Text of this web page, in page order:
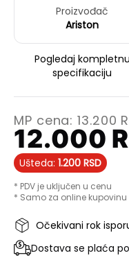
Proizvođač
Ariston
Pogledaj kompletnu
specifikaciju
MP cena:13.200
12.000
Ušteda: 1.200 RSD
* PDV je uključen u cenu
* Samo za online
Očekivani rok
Dostava se plaća